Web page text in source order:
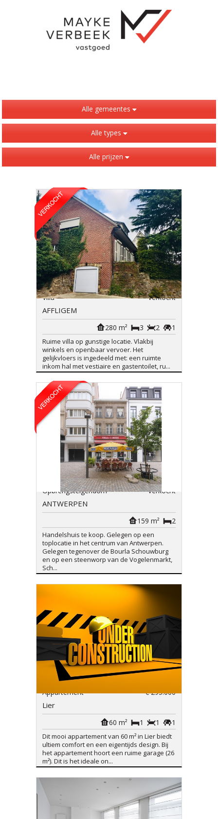
Alle gemeentes
Alle types
Alle prijzen
Villa Verkocht
AFFLIGEM
1
2
3
280 m²
Ruime villa op gunstige locatie. Vlakbij
winkels en openbaar vervoer. Het
gelijkvloers is ingedeeld met: een ruimte
inkom hal met vestiaire en gastentoilet, ru...
Opbrengsteigendom Verkocht
ANTWERPEN
2
159 m²
Handelshuis te koop. Gelegen op een
toplocatie in het centrum van Antwerpen.
Gelegen tegenover de Bourla Schouwburg
en op een steenworp van de Vogelenmarkt,
Sch...
Appartement € 295.000
Lier
1
1
1
60 m²
Dit mooi appartement van 60 m² in Lier biedt
ultiem comfort en een eigentijds design. Bij
het appartement hoort een ruime garage (26
m²). Dit is het ideale on...